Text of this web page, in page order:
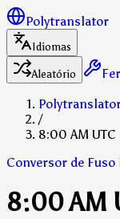
Polytranslator
Idiomas
Aleatório
/
8:00 AM
Conversor de
8:00 AM